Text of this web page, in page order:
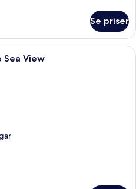
Se priser
En balkong med möbler i rotting,
Sea View